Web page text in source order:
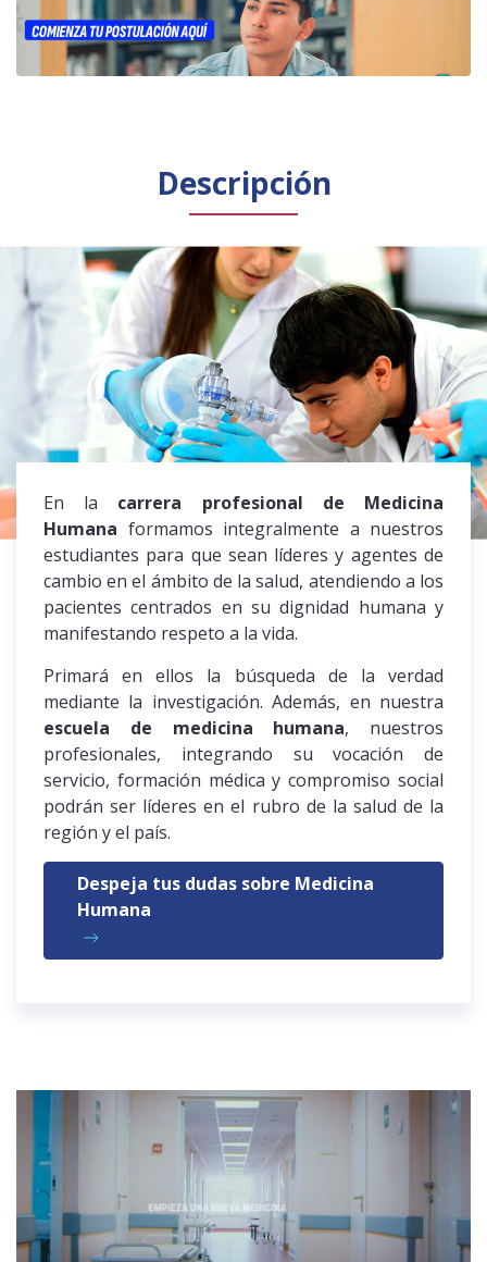
Público general
Licenciamiento Biblioteca
Noticias
Español
Descripción
En la carrera profesional de Medicina
Humana formamos integralmente a nuestros
estudiantes para que sean líderes y agentes de
cambio en el ámbito de la salud, atendiendo a los
pacientes centrados en su dignidad humana y
manifestando respeto a la vida.
Primará en ellos la búsqueda de la verdad
mediante la investigación. Además, en nuestra
escuela de medicina humana, nuestros
profesionales, integrando su vocación de
servicio, formación médica y compromiso social
podrán ser líderes en el rubro de la salud de la
región y el país.
Despeja tus dudas sobre Medicina
Humana